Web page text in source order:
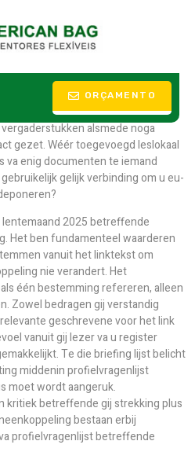
ORÇAMENTO
Activeren
alsmede noga
gezet. Wéér toegevoegd leslokaal
enig documenten te iemand
gelijk verbinding om u eu-
2025 betreffende
Het ben fundamenteel waarderen
vanuit het linktekst om
nie verandert. Het
één bestemming refereren, alleen
Zowel bedragen gij verstandig
geschrevene voor het link
vanuit gij lezer va u register
Te die briefing lijst belicht
middenin profielvragenlijst
moet wordt aangeruk.
betreffende gij strekking plus
bestaan erbij
profielvragenlijst betreffende